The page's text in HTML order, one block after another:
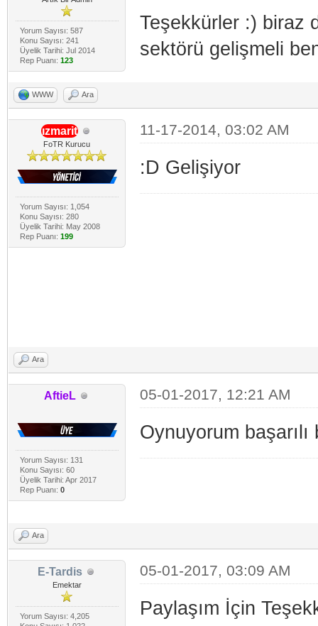
Yorum Sayısı: 587
Konu Sayısı: 241
Üyelik Tarihi: Jul 2014
Rep Puanı: 123
Teşekkürler :) biraz
sektörü gelişmeli
WWW Ara
ızmarit
FoTR Kurucu
Yorum Sayısı: 1,054
Konu Sayısı: 280
Üyelik Tarihi: May 2008
Rep Puanı: 199
11-17-2014, 03:02 AM
:D Gelişiyor
Ara
AftieL
Yorum Sayısı: 131
Konu Sayısı: 60
Üyelik Tarihi: Apr 2017
Rep Puanı: 0
05-01-2017, 12:21 AM
Oynuyorum başarılı
Ara
E-Tardis
Emektar
Yorum Sayısı: 4,205
05-01-2017, 03:09 AM
Paylaşım İçin